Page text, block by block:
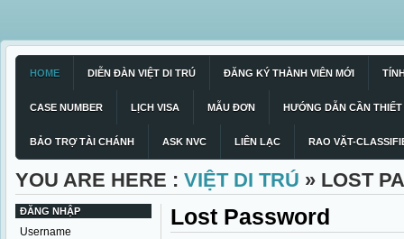
HOME DIỄN ĐÀN VIỆT DI TRÚ ĐĂNG KÝ THÀNH VIÊN MỚI
CASE NUMBER LỊCH VISA MẪU ĐƠN HƯỚNG DẪN CẦN THIẾT
BẢO TRỢ TÀI CHÁNH ASK NVC LIÊN LẠC RAO VẶT-
YOU ARE HERE : VIỆT DI TRÚ » LOST
ĐĂNG NHẬP
Username
Lost Password